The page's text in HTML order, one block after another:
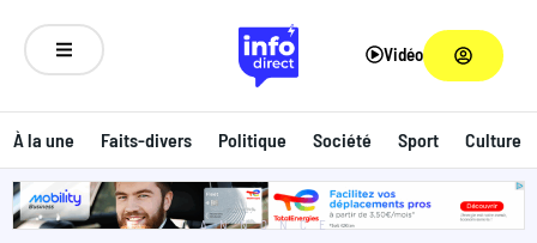
Vidéo
À la une Faits-divers Politique Société Sport Culture
ANNONCE